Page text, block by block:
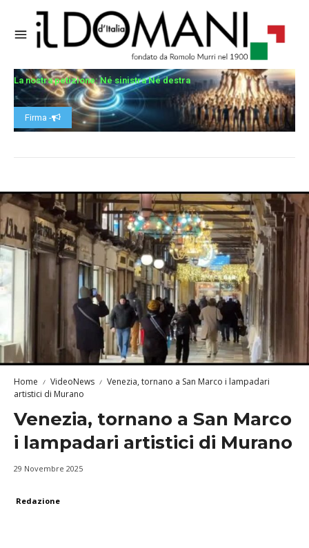
La nostra petizione: Né sinistra Né destra
Firma -
Home VideoNews
Venezia, tornano a San Marco i lampadari
artistici di Murano
Venezia, tornano a San Marco
i lampadari artistici di Murano
29 Novembre 2025
Redazione